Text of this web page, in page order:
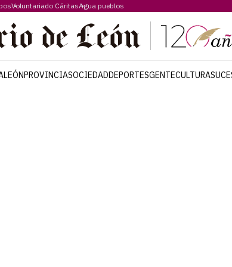
Voluntariado CáritasAgua pueblos
LEÓNPROVINCIASOCIEDADDEPORTESGENTECULTURA